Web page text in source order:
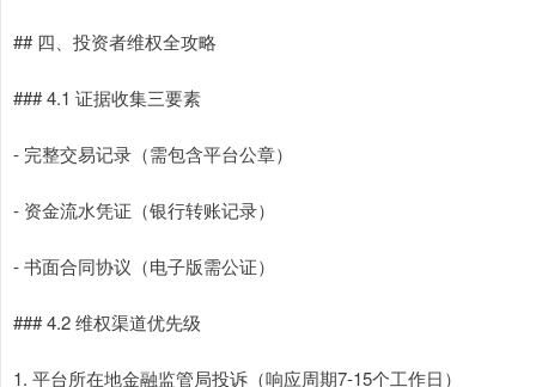
## 四、投资者维权全攻略
### 4.1 证据收集三要素
- 完整交易记录（需包含平台公章）
- 资金流水凭证（银行转账记录）
- 书面合同协议（电子版需公证）
### 4.2 维权渠道优先级
1. 平台所在地金融监管局投诉（响应周期7-15个工作日）